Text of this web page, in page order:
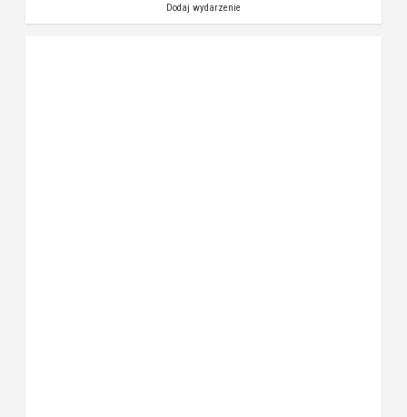
Dodaj wydarzenie